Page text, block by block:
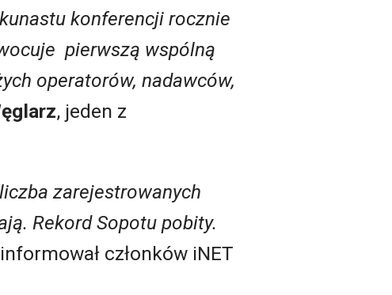
konferencji rocznie
pierwszą wspólną
operatorów, nadawców,
, jeden z
zarejestrowanych
Rekord Sopotu pobity.
informował członków iNET